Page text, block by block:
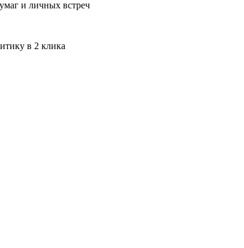
и личных встреч
в 2 клика